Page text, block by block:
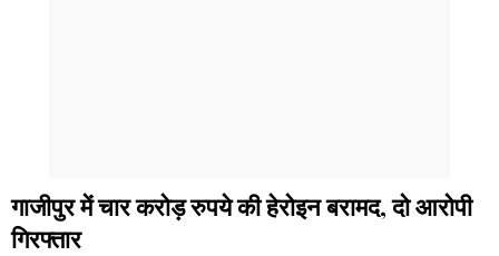
गाजीपुर में चार करोड़ रुपये की हेरोइन बरामद, दो आरोपी
गिरफ्तार